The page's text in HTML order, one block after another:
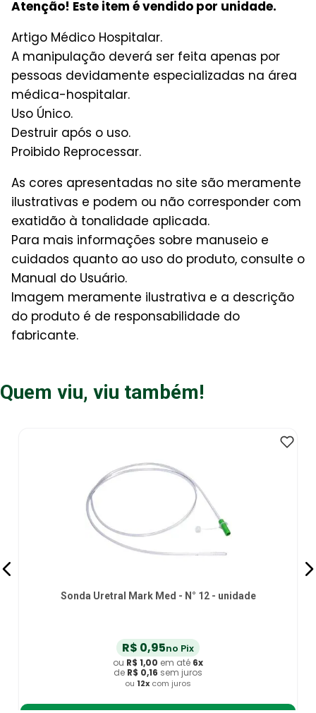
Atenção! Este item é vendido por unidade.
Artigo Médico Hospitalar.
A manipulação deverá ser feita apenas por
pessoas devidamente especializadas na área
médica-hospitalar.
Uso Único.
Destruir após o uso.
Proibido Reprocessar.
As cores apresentadas no site são meramente
ilustrativas e podem ou não corresponder com
exatidão à tonalidade aplicada.
Para mais informações sobre manuseio e
cuidados quanto ao uso do produto, consulte o
Manual do Usuário.
Imagem meramente ilustrativa e a descrição
do produto é de responsabilidade do
fabricante.
Quem viu, viu também!
Sonda Uretral Mark Med - N° 12 - unidade
R$ 0,95no Pix
ou R$ 1,00 em até 6x
de R$ 0,16 sem juros
ou 12x com juros